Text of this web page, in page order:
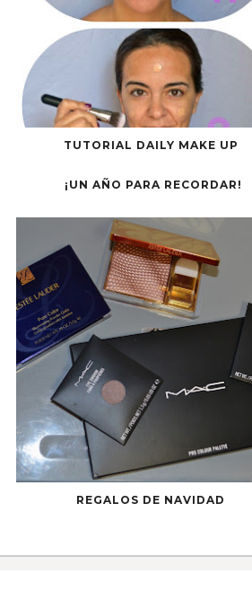
TUTORIAL DAILY MAKE UP
¡UN AÑO PARA RECORDAR!
REGALOS DE NAVIDAD